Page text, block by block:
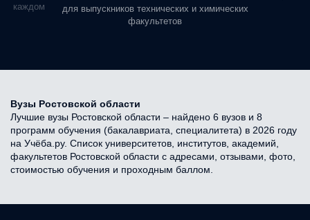
в каждом
для выпускников технических и химических
факультетов
Вузы Ростовской области
Лучшие вузы Ростовской области – найдено 6 вузов и 8
программ обучения (бакалавриата, специалитета) в 2026 году
на Учёба.ру. Список университетов, институтов, академий,
факультетов Ростовской области с адресами, отзывами, фото,
стоимостью обучения и проходным баллом.